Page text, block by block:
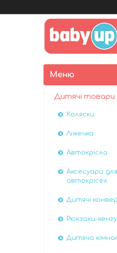
Дитячі товари
Коляски
Ліжечка
Автокрісла
Аксесуари
автокрісел
Дитячі
Рюкзаки-
Дитяча